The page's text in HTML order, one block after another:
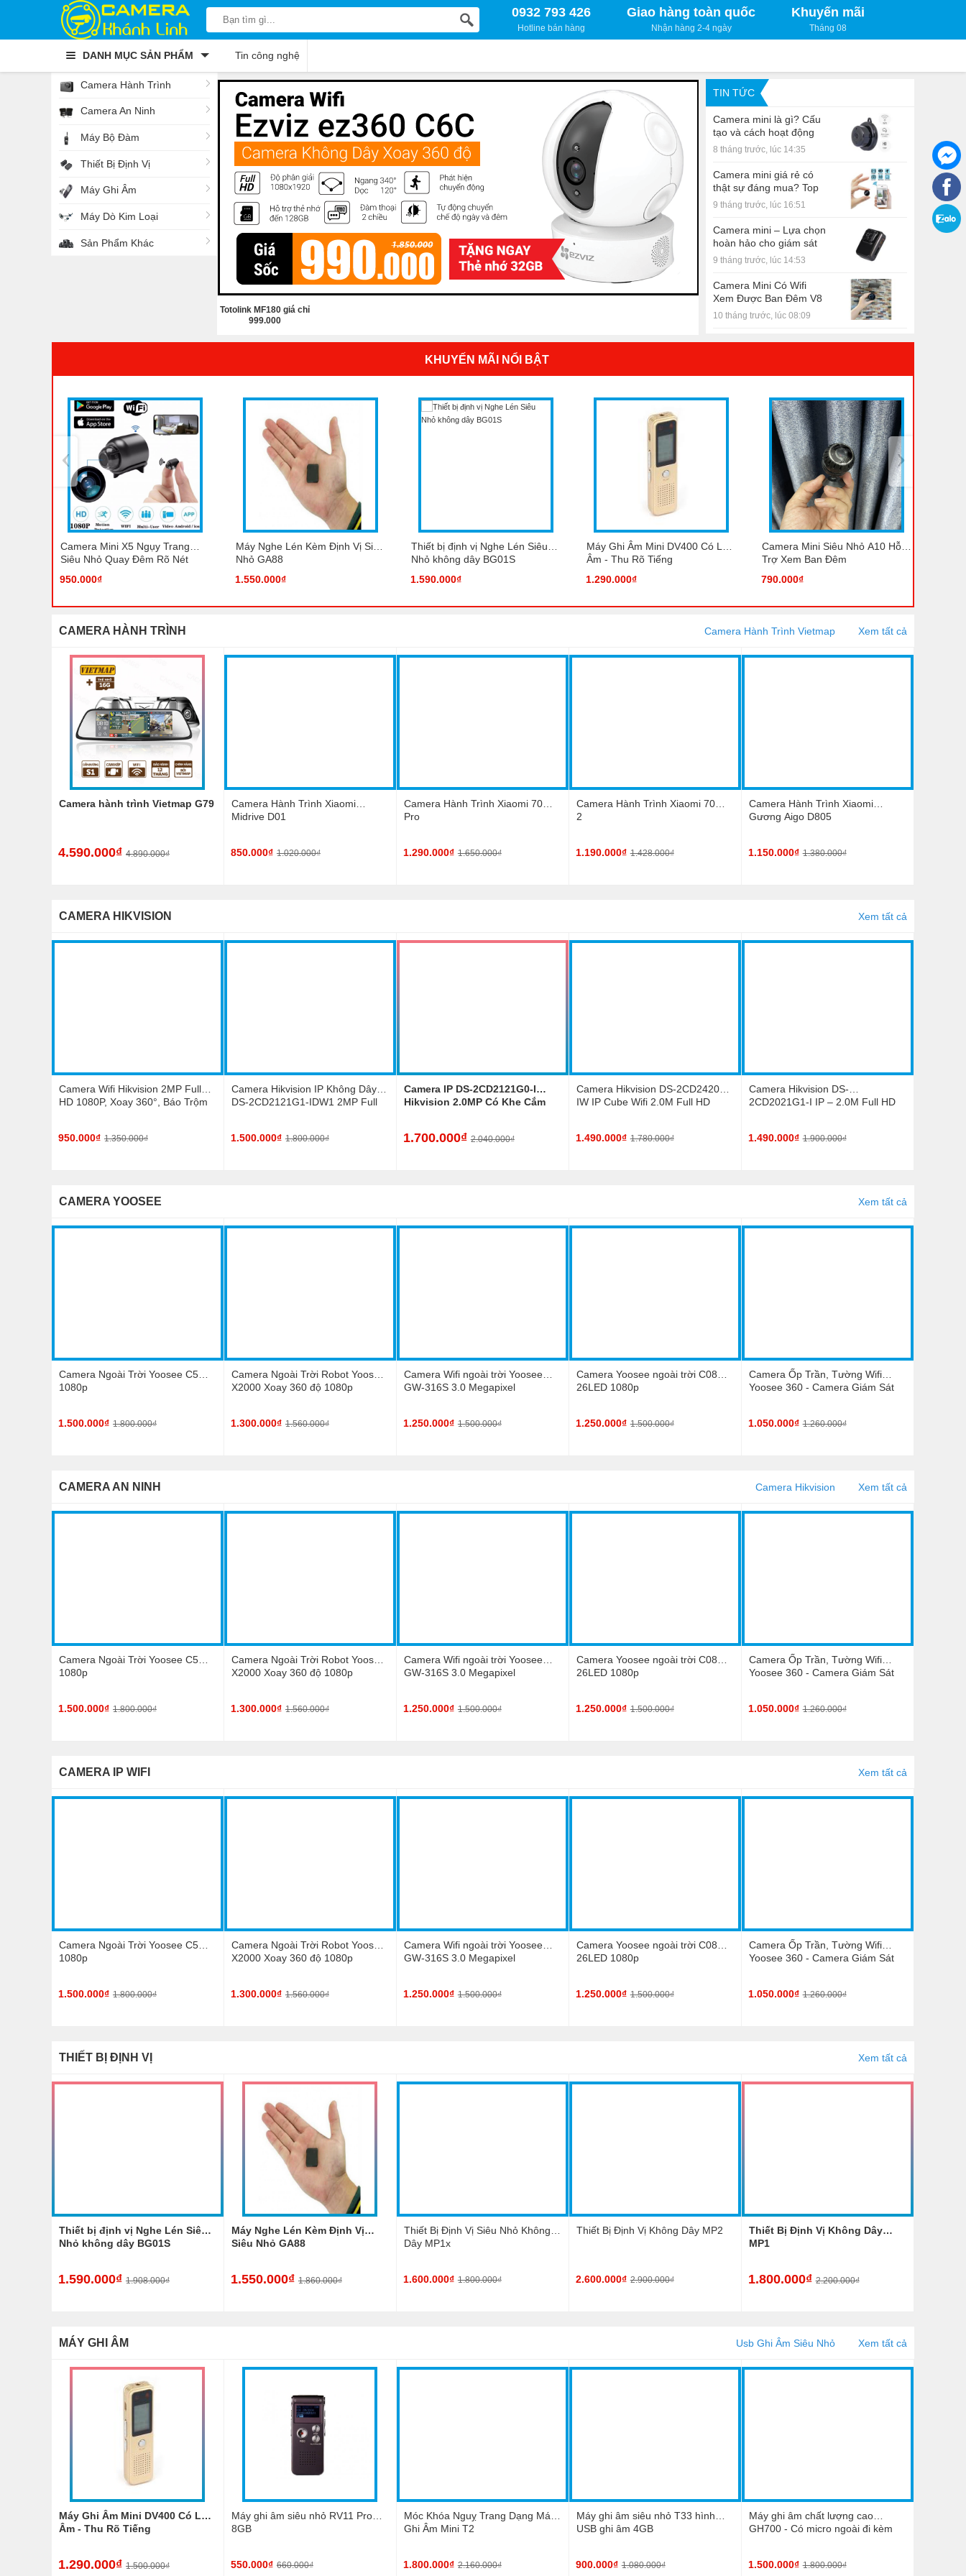
Camera Hành Trình
Camera An Ninh
Máy Bộ Đàm
Thiết Bị Định Vị
Máy Ghi Âm
Máy Dò Kim Loại
Sản Phẩm Khác
Totolink MF180 giá chỉ
999.000
TIN TỨC
Camera mini là gì? Cấu
tạo và cách hoạt động
8 tháng trước, lúc 14:35
Camera mini giá rẻ có
thật sự đáng mua? Top
lý do khiến bạn bất ngờ
9 tháng trước, lúc 16:51
Camera mini – Lựa chọn
hoàn hảo cho giám sát
gia đình
9 tháng trước, lúc 14:53
Camera Mini Có Wifi
Xem Được Ban Đêm V8
Plus Nhỏ Gọn Hình Ảnh
10 tháng trước, lúc 08:09
Bảng giá dịch vụ dò tìm
âm, thiết bị ẩn. Nhà
phố, nhà biệt thự.
KHUYẾN MÃI NỔI BẬT
Camera Mini X5 Ngụy Trang
Siêu Nhỏ Quay Đêm Rõ Nét
950.000₫
Máy Nghe Lén Kèm Định Vị Siêu
Nhỏ GA88
1.550.000₫
Thiết bị định vị Nghe Lén Siêu
Nhỏ không dây BG01S
1.590.000₫
Máy Ghi Âm Mini DV400 Có Lọc
Âm - Thu Rõ Tiếng
1.290.000₫
Camera Mini Siêu Nhỏ A10 Hỗ
Trợ Xem Ban Đêm
790.000₫
‹ ›
CAMERA HÀNH TRÌNH Camera Hành Trình Vietmap Xem tất cả
Camera hành trình Vietmap G79
4.590.000₫ 4.890.000₫
Camera Hành Trình Xiaomi
Midrive D01
850.000₫ 1.020.000₫
Camera Hành Trình Xiaomi 70mai
Pro
1.290.000₫ 1.650.000₫
Camera Hành Trình Xiaomi 70mai
2
1.190.000₫ 1.428.000₫
Camera Hành Trình Xiaomi
Gương Aigo D805
1.150.000₫ 1.380.000₫
CAMERA HIKVISION Xem tất cả
Camera Wifi Hikvision 2MP Full
HD 1080P, Xoay 360°, Báo Trộm
950.000₫ 1.350.000₫
Camera Hikvision IP Không Dây
DS-2CD2121G1-IDW1 2MP Full
1.500.000₫ 1.800.000₫
Camera IP DS-2CD2121G0-I
Hikvision 2.0MP Có Khe Cắm
1.700.000₫ 2.040.000₫
Camera Hikvision DS-2CD2420F-
IW IP Cube Wifi 2.0M Full HD
1.490.000₫ 1.780.000₫
Camera Hikvision DS-
2CD2021G1-I IP – 2.0M Full HD
1.490.000₫ 1.900.000₫
CAMERA YOOSEE Xem tất cả
Camera Ngoài Trời Yoosee C5
1080p
1.500.000₫ 1.800.000₫
Camera Ngoài Trời Robot Yoosee
X2000 Xoay 360 độ 1080p
1.300.000₫ 1.560.000₫
Camera Wifi ngoài trời Yoosee
GW-316S 3.0 Megapixel
1.250.000₫ 1.500.000₫
Camera Yoosee ngoài trời C08
26LED 1080p
1.250.000₫ 1.500.000₫
Camera Ốp Trần, Tường Wifi
Yoosee 360 - Camera Giám Sát
1.050.000₫ 1.260.000₫
CAMERA AN NINH Camera Hikvision Xem tất cả
Camera Ngoài Trời Yoosee C5
1080p
1.500.000₫ 1.800.000₫
Camera Ngoài Trời Robot Yoosee
X2000 Xoay 360 độ 1080p
1.300.000₫ 1.560.000₫
Camera Wifi ngoài trời Yoosee
GW-316S 3.0 Megapixel
1.250.000₫ 1.500.000₫
Camera Yoosee ngoài trời C08
26LED 1080p
1.250.000₫ 1.500.000₫
Camera Ốp Trần, Tường Wifi
Yoosee 360 - Camera Giám Sát
1.050.000₫ 1.260.000₫
CAMERA IP WIFI Xem tất cả
Camera Ngoài Trời Yoosee C5
1080p
1.500.000₫ 1.800.000₫
Camera Ngoài Trời Robot Yoosee
X2000 Xoay 360 độ 1080p
1.300.000₫ 1.560.000₫
Camera Wifi ngoài trời Yoosee
GW-316S 3.0 Megapixel
1.250.000₫ 1.500.000₫
Camera Yoosee ngoài trời C08
26LED 1080p
1.250.000₫ 1.500.000₫
Camera Ốp Trần, Tường Wifi
Yoosee 360 - Camera Giám Sát
1.050.000₫ 1.260.000₫
THIẾT BỊ ĐỊNH VỊ Xem tất cả
Thiết bị định vị Nghe Lén Siêu
Nhỏ không dây BG01S
1.590.000₫ 1.908.000₫
Máy Nghe Lén Kèm Định Vị
Siêu Nhỏ GA88
1.550.000₫ 1.860.000₫
Thiết Bị Định Vị Siêu Nhỏ Không
Dây MP1x
1.600.000₫ 1.800.000₫
Thiết Bị Định Vị Không Dây MP2
2.600.000₫ 2.900.000₫
Thiết Bị Định Vị Không Dây
MP1
1.800.000₫ 2.200.000₫
MÁY GHI ÂM Usb Ghi Âm Siêu Nhỏ Xem tất cả
Máy Ghi Âm Mini DV400 Có Lọc
Âm - Thu Rõ Tiếng
1.290.000₫ 1.500.000₫
Máy ghi âm siêu nhỏ RV11 Pro
8GB
550.000₫ 660.000₫
Móc Khóa Nguỵ Trang Dạng Máy
Ghi Âm Mini T2
1.800.000₫ 2.160.000₫
Máy ghi âm siêu nhỏ T33 hình
USB ghi âm 4GB
900.000₫ 1.080.000₫
Máy ghi âm chất lượng cao
GH700 - Có micro ngoài đi kèm
1.500.000₫ 1.800.000₫
0932 793 426
Hotline bán hàng
Giao hàng toàn quốc
Nhận hàng 2-4 ngày
Khuyến mãi
Tháng 08
DANH MỤC SẢN PHẨM Tin công nghệ